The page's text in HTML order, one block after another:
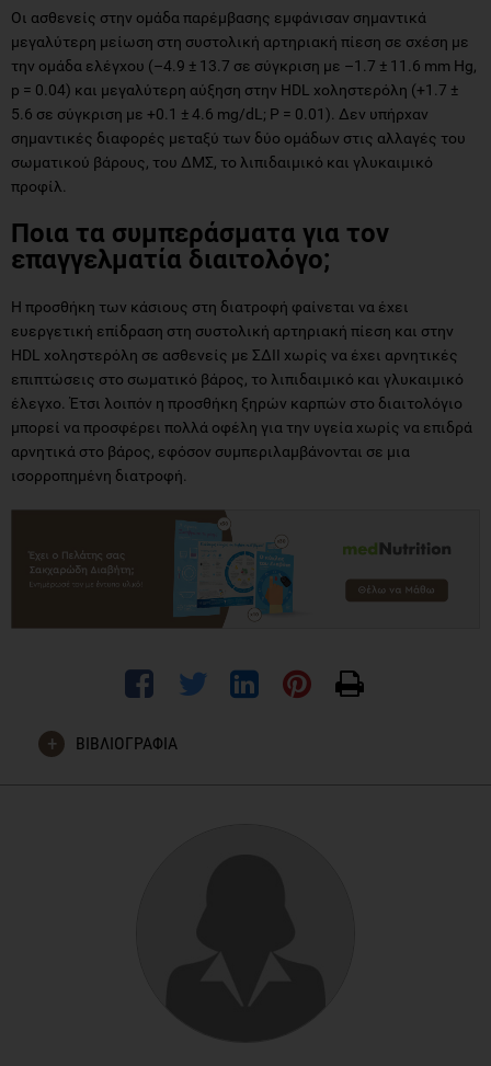
Οι ασθενείς στην ομάδα παρέμβασης εμφάνισαν σημαντικά
μεγαλύτερη μείωση στη συστολική αρτηριακή πίεση σε σχέση με
την ομάδα ελέγχου (–4.9 ± 13.7 σε σύγκριση με –1.7 ± 11.6 mm Hg,
p = 0.04) και μεγαλύτερη αύξηση στην HDL χοληστερόλη (+1.7 ±
5.6 σε σύγκριση με +0.1 ± 4.6 mg/dL; P = 0.01). Δεν υπήρχαν
σημαντικές διαφορές μεταξύ των δύο ομάδων στις αλλαγές του
σωματικού βάρους, του ΔΜΣ, το λιπιδαιμικό και γλυκαιμικό
προφίλ.
Ποια τα συμπεράσματα για τον
επαγγελματία διαιτολόγο;
Η προσθήκη των κάσιους στη διατροφή φαίνεται να έχει
ευεργετική επίδραση στη συστολική αρτηριακή πίεση και στην
HDL χοληστερόλη σε ασθενείς με ΣΔΙΙ χωρίς να έχει αρνητικές
επιπτώσεις στο σωματικό βάρος, το λιπιδαιμικό και γλυκαιμικό
έλεγχο. Έτσι λοιπόν η προσθήκη ξηρών καρπών στο διαιτολόγιο
μπορεί να προσφέρει πολλά οφέλη για την υγεία χωρίς να επιδρά
αρνητικά στο βάρος, εφόσον συμπεριλαμβάνονται σε μια
ισορροπημένη διατροφή.
ΒΙΒΛΙΟΓΡΑΦΙΑ